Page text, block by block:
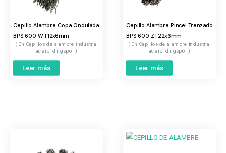
Cepillo Alambre Copa Ondulada
BPS 600 W | 12x6mm
Cepillos de alambre industrial
acero klingspor
Leer más
Cepillo Alambre Pincel Trenzado
BPS 600 Z | 22x6mm
Cepillos de alambre industrial
acero klingspor
Leer más